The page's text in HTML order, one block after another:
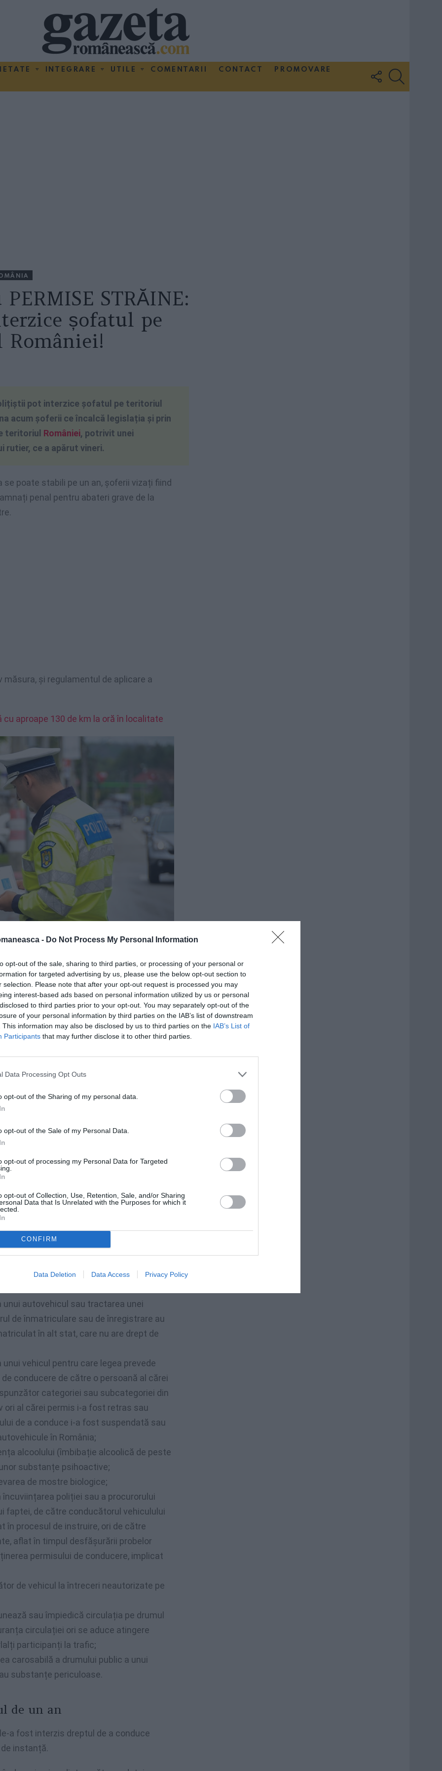
- Do Not Process My Personal Information
opt-out of the sale, sharing to third parties, or processing of your personal or
for targeted advertising by us, please use the below opt-out section to
selection. Please note that after your opt-out request is processed you may
interest-based ads based on personal information utilized by us or personal
to third parties prior to your opt-out. You may separately opt-out of the
of your personal information by third parties on the IAB’s list of downstream
This information may also be disclosed by us to third parties on the IAB’s List of
Participants that may further disclose it to other third parties.
Data Processing Opt Outs
opt-out of the Sharing of my personal data.
opt-out of the Sale of my Personal Data.
opt-out of processing my Personal Data for Targeted
opt-out of Collection, Use, Retention, Sale, and/or Sharing
Data that Is Unrelated with the Purposes for which it
CONFIRM
Data Deletion Data Access Privacy Policy
INTEGRARE UTILE COMENTARII CONTACT
PROMOVARE
FOLLOW
US
STRĂINE:
șofatul pe
pot interzice șofatul pe teritoriul
acum șoferii ce încalcă legislația și prin
teritoriul României, potrivit unei
rutier, ce a apărut vineri.
se poate stabili pe un an, șoferii vizați fiind
penal pentru abateri grave de la
și regulamentul de aplicare a
aproape 130 de km la oră în localitate
pe teritoriul României!
în Monitorul Oficial nr. 89, ce vizează
sancțiune ce poate fi aplicată de
de la noiinterdicția de a conduce
fi luate de polițiști. Pot fi reținerea
de înmatriculare, retragerea
ori a plăcuțelor cu numărul de
conducere.
țara noastră
condamnați, printr-o hotărâre
încălcări grave ale legislației rutiere.
timp de un an, pe drumurile publice
condamnați pentru
unei persoane, ca urmare a nerespectării
unui vehicul cu număr fals de
autovehicul sau tractarea unei
de înmatriculare sau de înregistrare au
în alt stat, care nu are drept de
vehicul pentru care legea prevede
conducere de către o persoană al cărei
categoriei sau subcategoriei din
al cărei permis i-a fost retras sau
de a conduce i-a fost suspendată sau
în România;
alcoolului (îmbibație alcoolică de peste
substanțe psihoactive;
de mostre biologice;
poliției sau a procurorului
faptei, de către conducătorul vehiculului
în procesul de instruire, ori de către
aflat în timpul desfășurării probelor
permisului de conducere, implicat
de vehicul la întreceri neautorizate pe
sau împiedică circulația pe drumul
circulației ori se aduce atingere
participanți la trafic;
carosabilă a drumului public a unui
substanțe periculoase.
de un an
a fost interzis dreptul de a conduce
instanță.